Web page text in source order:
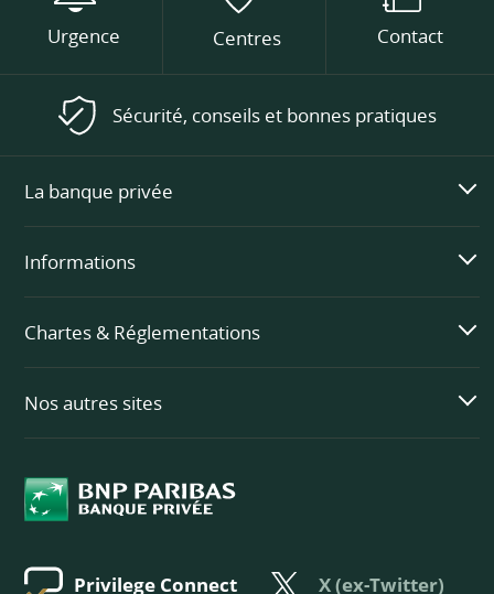
Urgence Centres Contact
Sécurité, conseils et bonnes pratiques
La banque privée
Informations
Chartes & Réglementations
Nos autres sites
Privilege Connect X (ex-Twitter)